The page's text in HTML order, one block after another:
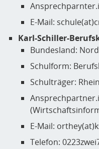
E-Mail:
Karl-Schiller-
Bundesland:
Schulform:
Schulträger:
E-Mail:
Telefon: